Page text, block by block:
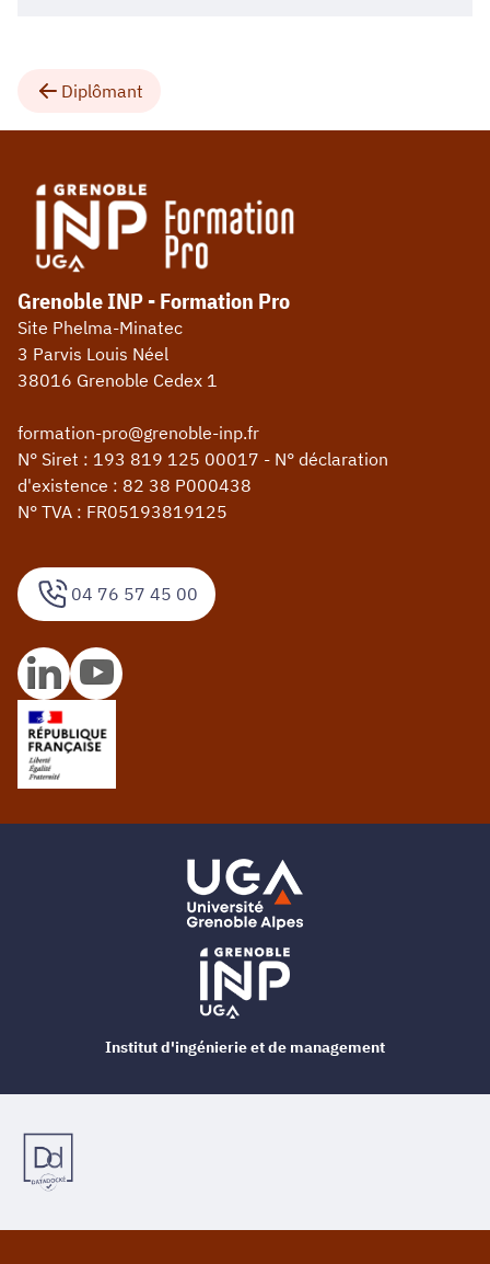
Diplômant
04 76 57 45 00
Grenoble INP - Formation Pro
Site Phelma-Minatec
3 Parvis Louis Néel
38016 Grenoble Cedex 1
formation-pro@grenoble-inp.fr
N° Siret : 193 819 125 00017 - N° déclaration
d'existence : 82 38 P000438
N° TVA : FR05193819125
Institut d'ingénierie et de management